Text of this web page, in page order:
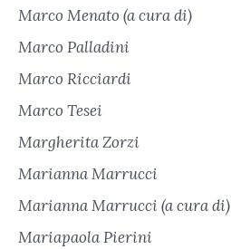
Marco Menato (a cura di)
Marco Palladini
Marco Ricciardi
Marco Tesei
Margherita Zorzi
Marianna Marrucci
Marianna Marrucci (a cura di)
Mariapaola Pierini